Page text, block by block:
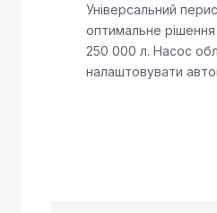
Універсальний
оптимальне
250 000 л. Насос
налаштовувати